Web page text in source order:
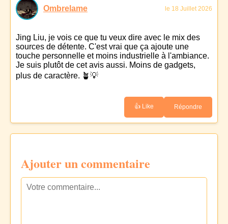
Ombrelame le 18 Juillet 2026
Jing Liu, je vois ce que tu veux dire avec le mix des
sources de détente. C'est vrai que ça ajoute une
touche personnelle et moins industrielle à l'ambiance.
Je suis plutôt de cet avis aussi. Moins de gadgets,
plus de caractère. 🪴💡
👍 Like Répondre
Ajouter un commentaire